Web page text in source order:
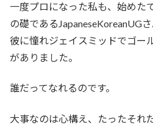
一度プロになった私も、始めた
の礎であるJapaneseKoreanUG
彼に憧れジェイスミッドでゴー
がありました。
誰だってなれるのです。
大事なのは心構え、たったそれ